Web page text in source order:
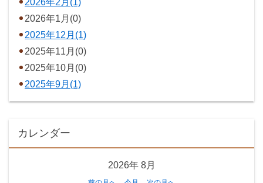
2026年2月(1)
2026年1月(0)
2025年12月(1)
2025年11月(0)
2025年10月(0)
2025年9月(1)
カレンダー
2026年 8月